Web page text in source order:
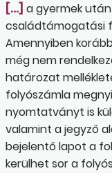
[…] a gyermek
családtámogatási
Amennyiben
még nem
határozat
folyószámla
nyomtatványt is
valamint a jegyző
bejelentő lapot a
kerülhet sor a